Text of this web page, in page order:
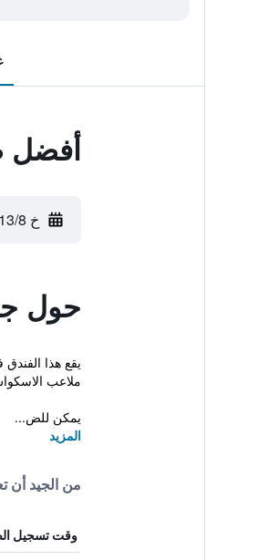
أفضل
خ 13/8
حول
ملاعب
يمكن للض...
المزيد
من الجيد أن
وقت تسجيل